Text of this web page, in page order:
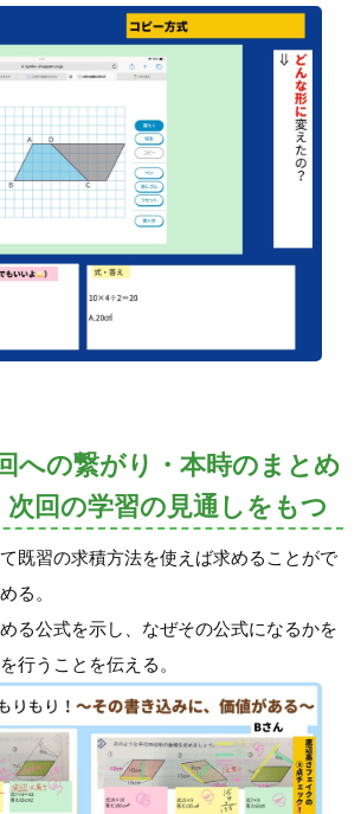
への繋がり・本時のまとめ
次回の学習の見通しをもつ
既習の求積方法を使えば求めることがで
る。
る公式を示し、なぜその公式になるかを
行うことを伝える。